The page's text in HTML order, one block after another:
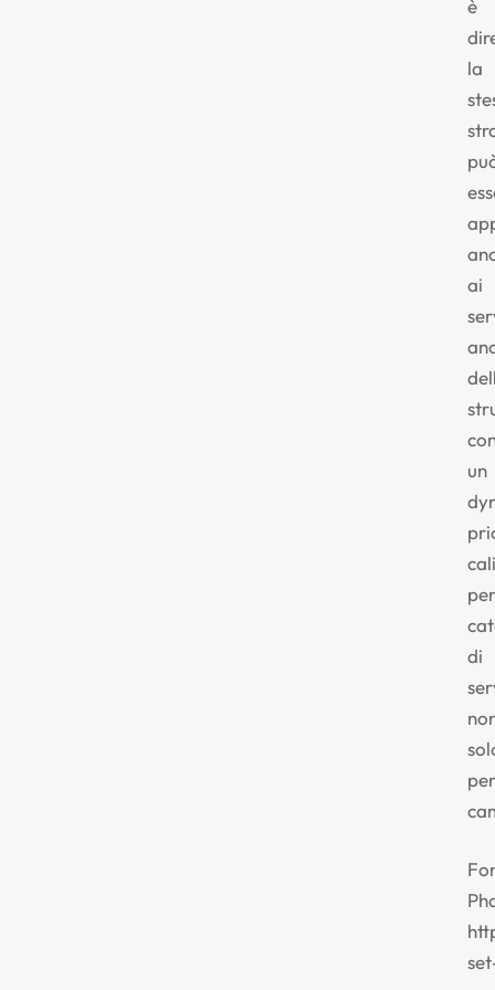
è
la
ai
un
per
di
per